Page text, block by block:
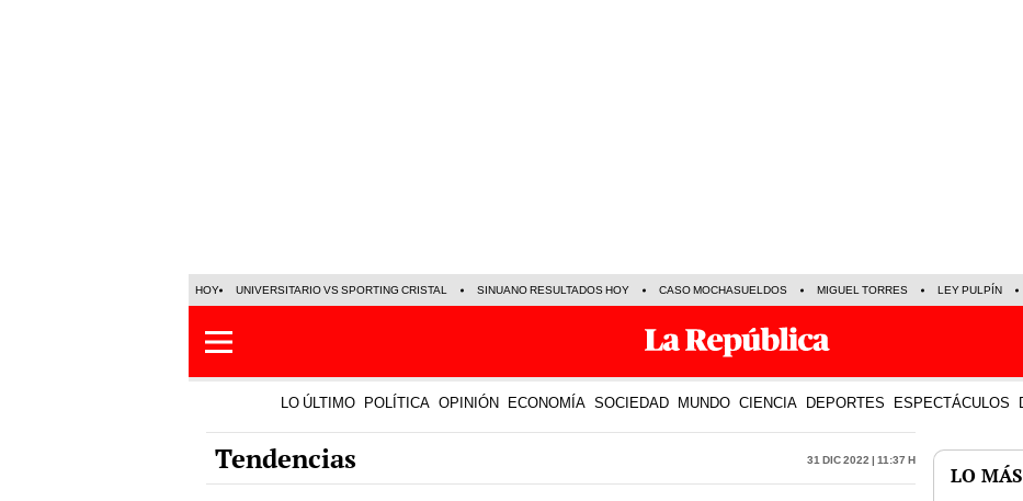
HOY UNIVERSITARIO VS SPORTING CRISTAL SINUANO RESULTADOS HOY CASO MOCHASUELDOS MIGUEL TORRES LEY PULPÍN
LO ÚLTIMO POLÍTICA OPINIÓN ECONOMÍA SOCIEDAD MUNDO CIENCIA DEPORTES ESPECTÁCULOS
Tendencias 31 Dic 2022 | 11:37 h
LO